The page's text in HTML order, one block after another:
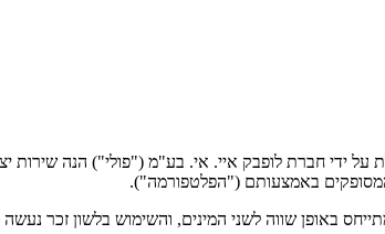
ידי חברת לופבק איי. אי. בע"מ ("פולי") הנה שירות
המסופקים באמצעותם ("הפלטפורמה").
באופן שווה לשני המינים, והשימוש בלשון זכר